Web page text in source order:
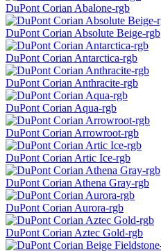
DuPont Corian Abalone-rgb
DuPont Corian Absolute Beige-rgb
DuPont Corian Antarctica-rgb
DuPont Corian Anthracite-rgb
DuPont Corian Aqua-rgb
DuPont Corian Arrowroot-rgb
DuPont Corian Artic Ice-rgb
DuPont Corian Athena Gray-rgb
DuPont Corian Aurora-rgb
DuPont Corian Aztec Gold-rgb